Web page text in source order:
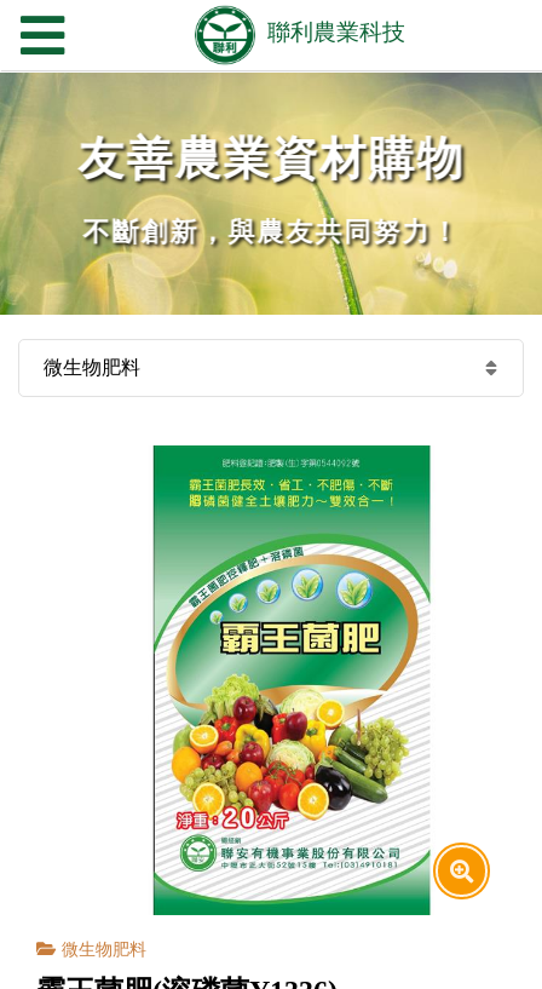
友善農業資材購物
不斷創新，與農友共同努力！
微生物肥料
微生物肥料